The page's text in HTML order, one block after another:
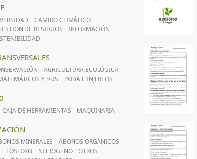
CAMBIO CLIMÁTICO
DE RESIDUOS
INFORMACIÓN
AGRICULTURA ECOLÓGICA
Y DDS PODA E INJERTOS
CAJA DE HERRAMIENTAS MAQUINARIA
MINERALES
ABONOS ORGÁNICOS
FÓSFORO NITRÓGENO
OTROS